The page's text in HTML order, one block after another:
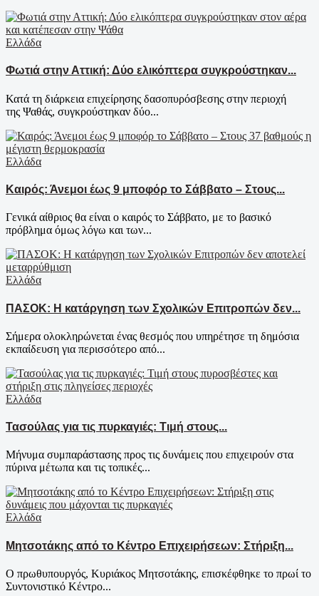
Ελλάδα
Φωτιά στην Αττική: Δύο ελικόπτερα συγκρούστηκαν...
Κατά τη διάρκεια επιχείρησης δασοπυρόσβεσης στην περιοχή
της Ψαθάς, συγκρούστηκαν δύο...
Ελλάδα
Καιρός: Άνεμοι έως 9 μποφόρ το Σάββατο – Στους...
Γενικά αίθριος θα είναι ο καιρός το Σάββατο, με το βασικό
πρόβλημα όμως λόγω και των...
Ελλάδα
ΠΑΣΟΚ: Η κατάργηση των Σχολικών Επιτροπών δεν...
Σήμερα ολοκληρώνεται ένας θεσμός που υπηρέτησε τη δημόσια
εκπαίδευση για περισσότερο από...
Ελλάδα
Τασούλας για τις πυρκαγιές: Τιμή στους...
Μήνυμα συμπαράστασης προς τις δυνάμεις που επιχειρούν στα
πύρινα μέτωπα και τις τοπικές...
Ελλάδα
Μητσοτάκης από το Κέντρο Επιχειρήσεων: Στήριξη...
Ο πρωθυπουργός, Κυριάκος Μητσοτάκης, επισκέφθηκε το πρωί το
Συντονιστικό Κέντρο...